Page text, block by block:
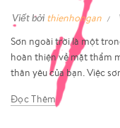
Viết bởi thienhongan
Sơn ngoài trời là một
hoàn thiện về mặt thẩm
thân yêu của bạn. Việc
Đọc Thêm